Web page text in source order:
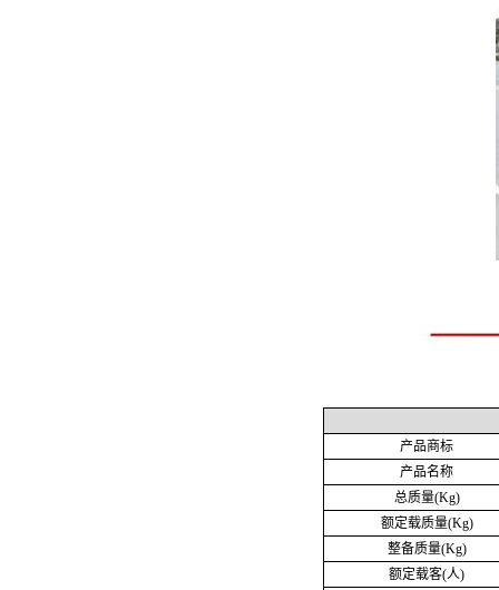
产品商标
产品名称
总质量(Kg)
额定载质量(Kg)
整备质量(Kg)
额定载客(人)